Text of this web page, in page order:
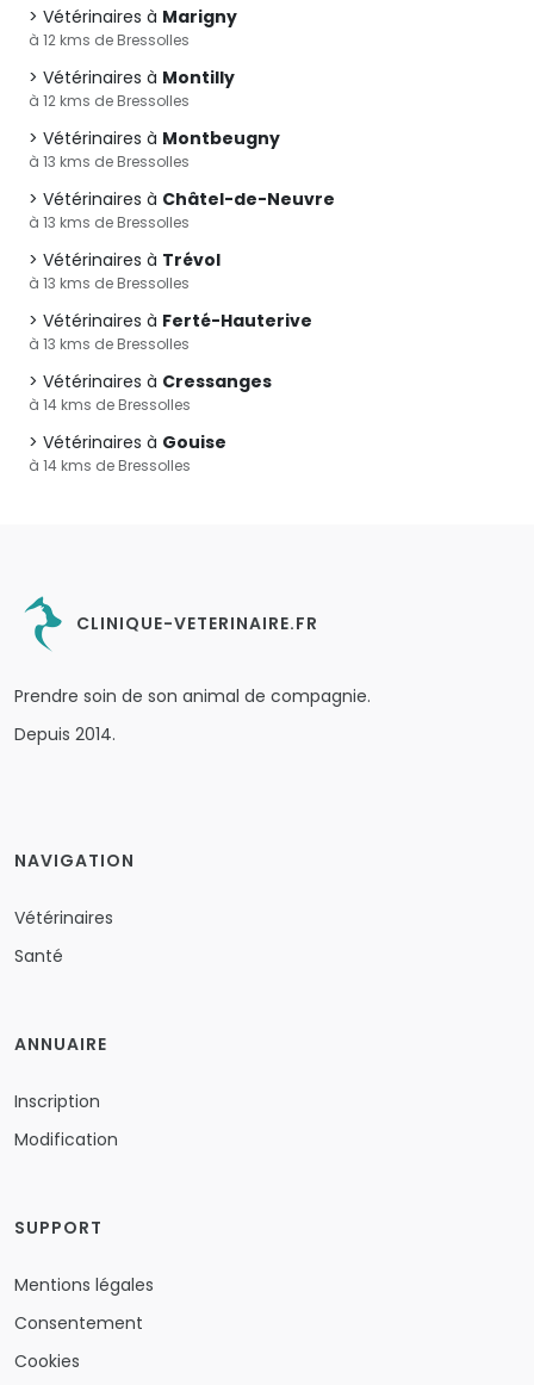
Vétérinaires à Marigny
à 12 kms de Bressolles
Vétérinaires à Montilly
à 12 kms de Bressolles
Vétérinaires à Montbeugny
à 13 kms de Bressolles
Vétérinaires à Châtel-de-Neuvre
à 13 kms de Bressolles
Vétérinaires à Trévol
à 13 kms de Bressolles
Vétérinaires à Ferté-Hauterive
à 13 kms de Bressolles
Vétérinaires à Cressanges
à 14 kms de Bressolles
Vétérinaires à Gouise
à 14 kms de Bressolles
CLINIQUE-VETERINAIRE.FR
Prendre soin de son animal de compagnie.
Depuis 2014.
NAVIGATION
Vétérinaires
Santé
ANNUAIRE
Inscription
Modification
SUPPORT
Mentions légales
Consentement
Cookies